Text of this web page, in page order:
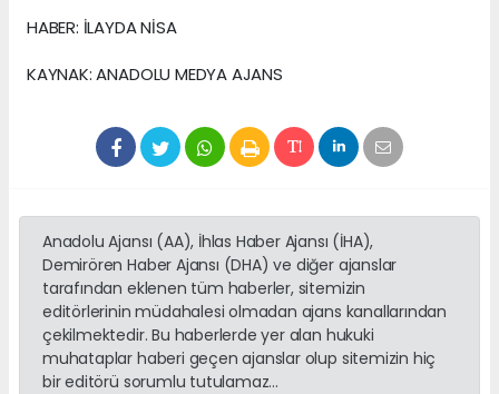
HABER: İLAYDA NİSA
KAYNAK: ANADOLU MEDYA AJANS
Anadolu Ajansı (AA), İhlas Haber Ajansı (İHA),
Demirören Haber Ajansı (DHA) ve diğer ajanslar
tarafından eklenen tüm haberler, sitemizin
editörlerinin müdahalesi olmadan ajans kanallarından
çekilmektedir. Bu haberlerde yer alan hukuki
muhataplar haberi geçen ajanslar olup sitemizin hiç
bir editörü sorumlu tutulamaz...